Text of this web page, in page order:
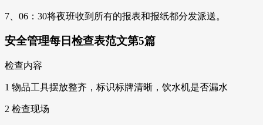
7、06：30将夜班收到所有的报表和报纸都分发派送。
安全管理每日检查表范文第5篇
检查内容
1 物品工具摆放整齐，标识标牌清晰，饮水机是否漏水
2 检查现场